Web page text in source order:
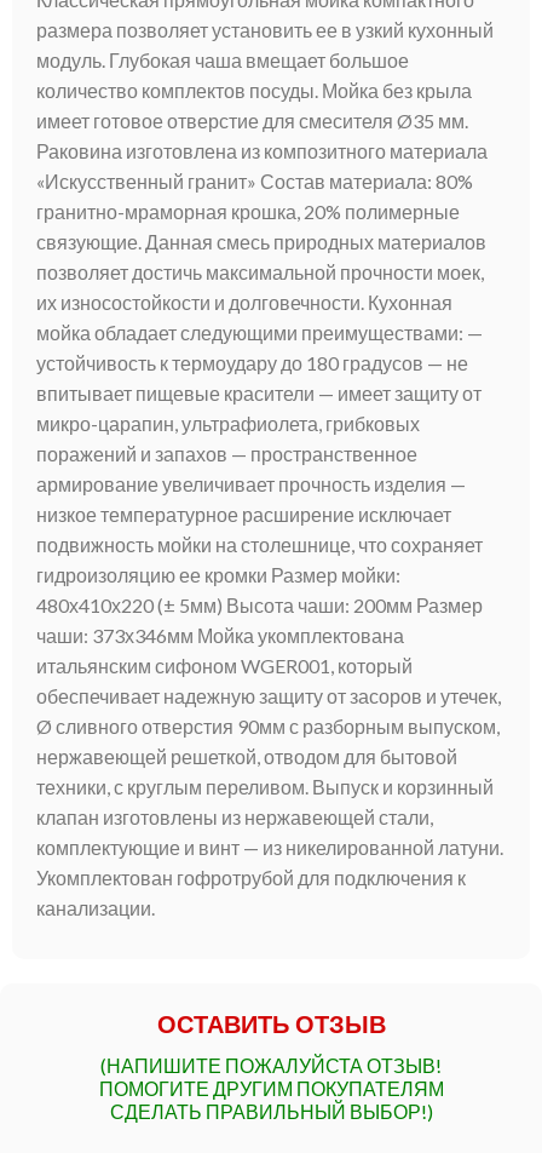
размера позволяет установить ее в узкий кухонный
модуль. Глубокая чаша вмещает большое
количество комплектов посуды. Мойка без крыла
имеет готовое отверстие для смесителя Ø35 мм.
Раковина изготовлена из композитного материала
«Искусственный гранит» Состав материала: 80%
гранитно-мраморная крошка, 20% полимерные
связующие. Данная смесь природных материалов
позволяет достичь максимальной прочности моек,
их износостойкости и долговечности. Кухонная
мойка обладает следующими преимуществами: —
устойчивость к термоудару до 180 градусов — не
впитывает пищевые красители — имеет защиту от
микро-царапин, ультрафиолета, грибковых
поражений и запахов — пространственное
армирование увеличивает прочность изделия —
низкое температурное расширение исключает
подвижность мойки на столешнице, что сохраняет
гидроизоляцию ее кромки Размер мойки:
480х410х220 (± 5мм) Высота чаши: 200мм Размер
чаши: 373х346мм Мойка укомплектована
итальянским сифоном WGER001, который
обеспечивает надежную защиту от засоров и утечек,
Ø сливного отверстия 90мм с разборным выпуском,
нержавеющей решеткой, отводом для бытовой
техники, с круглым переливом. Выпуск и корзинный
клапан изготовлены из нержавеющей стали,
комплектующие и винт — из никелированной латуни.
Укомплектован гофротрубой для подключения к
канализации.
ОСТАВИТЬ ОТЗЫВ
(НАПИШИТЕ ПОЖАЛУЙСТА ОТЗЫВ!
ПОМОГИТЕ ДРУГИМ ПОКУПАТЕЛЯМ
СДЕЛАТЬ ПРАВИЛЬНЫЙ ВЫБОР!)